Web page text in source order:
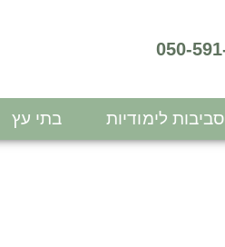
סביבות לימודיות בתי עץ